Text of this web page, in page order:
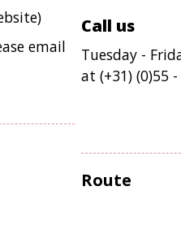
email
Call us
Tuesday -
at (+31) (0)55
Route​